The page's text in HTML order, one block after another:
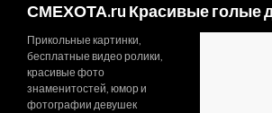
СМЕХОТА.ru Красивые голые
Прикольные картинки,
бесплатные видео ролики,
красивые фото
знаменитостей, юмор и
фотографии девушек